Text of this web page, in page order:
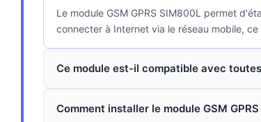
Le module GSM GPRS SIM800L permet
connecter à Internet via le réseau mobile,
Ce module est-il compatible avec
Comment installer le module GSM